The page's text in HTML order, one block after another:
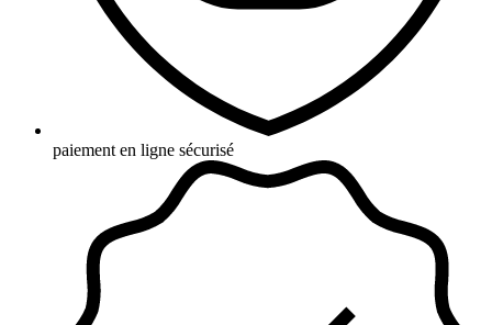
paiement en ligne sécurisé